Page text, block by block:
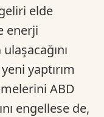
elde
enerji
yaptırım
ABD
engellese de,